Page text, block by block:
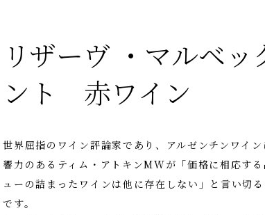
リザーヴ ・マルベ
ント 赤ワイン
世界屈指のワイン評論家であり、アルゼンチンワイ
響力のあるティム・アトキンMWが「価格に相応す
ューの詰まったワインは他に存在しない」と言い切
です。